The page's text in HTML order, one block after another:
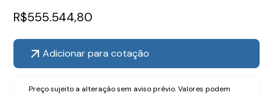
R$555.544,80
Adicionar para cotação
Preço sujeito a alteração sem aviso prévio. Valores podem